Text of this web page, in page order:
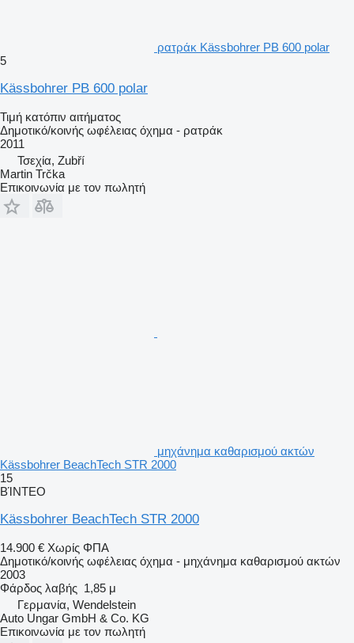
ρατράκ Kässbohrer PB 600 polar
5
Kässbohrer PB 600 polar
Τιμή κατόπιν αιτήματος
Δημοτικό/κοινής ωφέλειας όχημα - ρατράκ
2011
Τσεχία, Zubří
Martin Trčka
Επικοινωνία με τον πωλητή
μηχάνημα καθαρισμού ακτών
Kässbohrer BeachTech STR 2000
15
ΒΊΝΤΕΟ
Kässbohrer BeachTech STR 2000
14.900 € Χωρίς ΦΠΑ
Δημοτικό/κοινής ωφέλειας όχημα - μηχάνημα καθαρισμού ακτών
2003
Φάρδος λαβής 1,85 μ
Γερμανία, Wendelstein
Auto Ungar GmbH & Co. KG
Επικοινωνία με τον πωλητή